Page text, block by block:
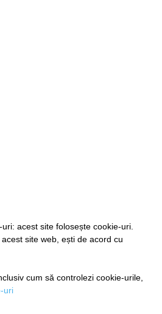
acest site folosește cookie-uri.
site web, ești de acord cu
cum să controlezi cookie-urile,
uri